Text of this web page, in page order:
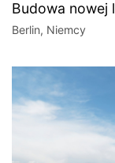
Budowa nowej
Berlin, Niemcy